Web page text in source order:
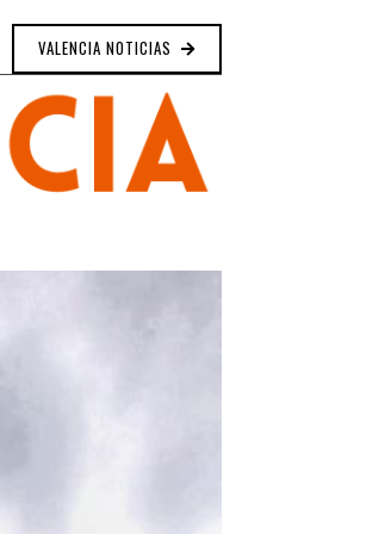
VALENCIA NOTICIAS